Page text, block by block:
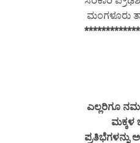
ಮಂಗಳೂರು
ಎಲ್ಲರಿಗೂ
ಮಕ್ಕಳ
ಪ್ರತಿಭೆಗಳನ್ನು